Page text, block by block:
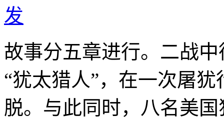
发
故事分五章进行。二战
“犹太猎人”，在一次屠
脱。与此同时，八名美